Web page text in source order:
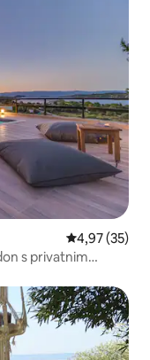
Prosječna
4,97 (35)
s privatnim
gosti”